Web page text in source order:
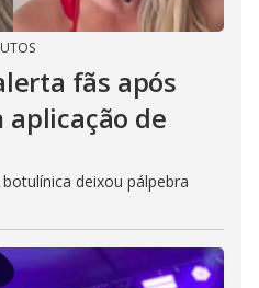
fãs após
aplicação de
deixou pálpebra